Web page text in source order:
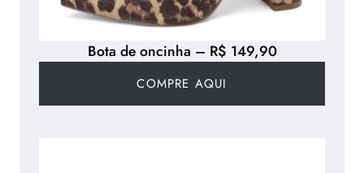
Bota de oncinha – R$ 149,90
COMPRE AQUI